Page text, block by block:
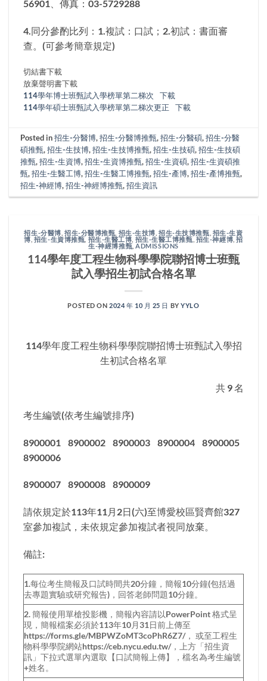
56901、傳真：03-5729288
4.同分參酌比列：1.複試：口試；2.初試：書面審
查。(可參考簡章規定)
切結書下載
放棄聲明書下載
114學年博士班甄試入學榜單第二梯次
下載
114學年碩士班甄試入學榜單第二梯次更正
下載
Posted in招生-分醫博,招生-分醫博推甄,招生-分醫碩,招生-分醫
碩推甄,招生-生技博,招生-生技博推甄,招生-生技碩,招生-生技碩
推甄,招生-生資博,招生-生資博推甄,招生-生資碩,招生-生資碩推
甄,招生-生醫工博,招生-生醫工博推甄,招生-產博,招生-產博推甄,
招生-神經博,招生-神經博推甄,招生資訊
招生-分醫博 招生-分醫博推甄 招生-生技博 ,招生-生技博推甄 招生-生資
博 招生-生資博推甄, 招生-生醫工博 招生-生醫工博推甄, 招生-神經博 ,招
生-神經博推甄 ,ADMISSIONS
114學年度工程生物科學學院聯招博士班甄
試入學招生初試合格名單
POSTED ON2024 年 10 月 25 日 BYYYLO
114學年度工程生物科學學院聯招博士班甄試入學招
生初試合格名單
共 9 名
考生編號(依考生編號排序)
8900001 8900002 8900003 8900004 8900005
8900006
8900007 8900008 8900009
請依規定於113年11月2日(六)至博愛校區賢齊館327
室參加複試，未依規定參加複試者視同放棄。
備註:
1.每位考生簡報及口試時間共20分鐘，簡報10分鐘(包括過
去專題實驗或研究報告)，回答老師問題10分鐘。
2. 簡報使用單槍投影機，簡報內容請以PowerPoint 格式呈
現，簡報檔案必須於113年10月31日前上傳至
https://forms.gle/MBPWZoMT3coPhR6Z7/， 或至工程生
物科學學院網站https://ceb.nycu.edu.tw/，上方「招生資
訊」下拉式選單內選取【口試簡報上傳】，檔名為考生編號
+姓名。